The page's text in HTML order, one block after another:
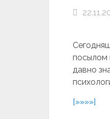
посылом
давно
[»»»»]